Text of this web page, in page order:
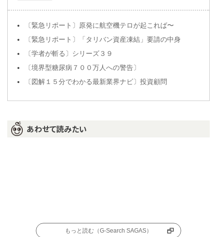
〔緊急リポート〕原発に航空機テロが起これば〜
〔緊急リポート〕「タリバン資産凍結」要請の中身
〔学者が斬る〕シリーズ３９
〔境界型糖尿病７００万人への警告〕
〔図解１５分でわかる最新業界ナビ〕投資顧問
あわせて読みたい
もっと読む（G-Search SAGAS）